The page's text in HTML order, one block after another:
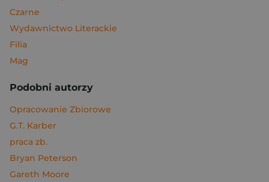
Czarne
Wydawnictwo Literackie
Filia
Mag
Podobni autorzy
Opracowanie Zbiorowe
G.T. Karber
praca zb.
Bryan Peterson
Gareth Moore